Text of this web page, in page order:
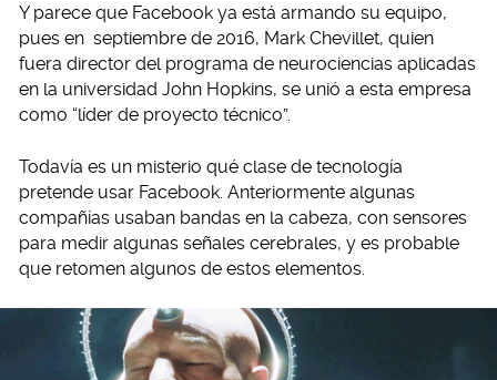
Y parece que Facebook ya está armando su equipo,
pues en septiembre de 2016, Mark Chevillet, quien
fuera director del programa de neurociencias aplicadas
en la universidad John Hopkins, se unió a esta empresa
como “líder de proyecto técnico”.
Todavía es un misterio qué clase de tecnología
pretende usar Facebook. Anteriormente algunas
compañías usaban bandas en la cabeza, con sensores
para medir algunas señales cerebrales, y es probable
que retomen algunos de estos elementos.